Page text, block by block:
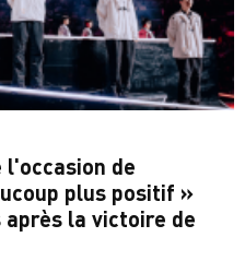
l'occasion de
plus positif »
après la victoire de